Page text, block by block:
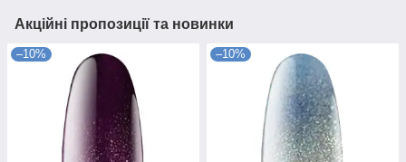
Акційні пропозиції та новинки
–10% –10%